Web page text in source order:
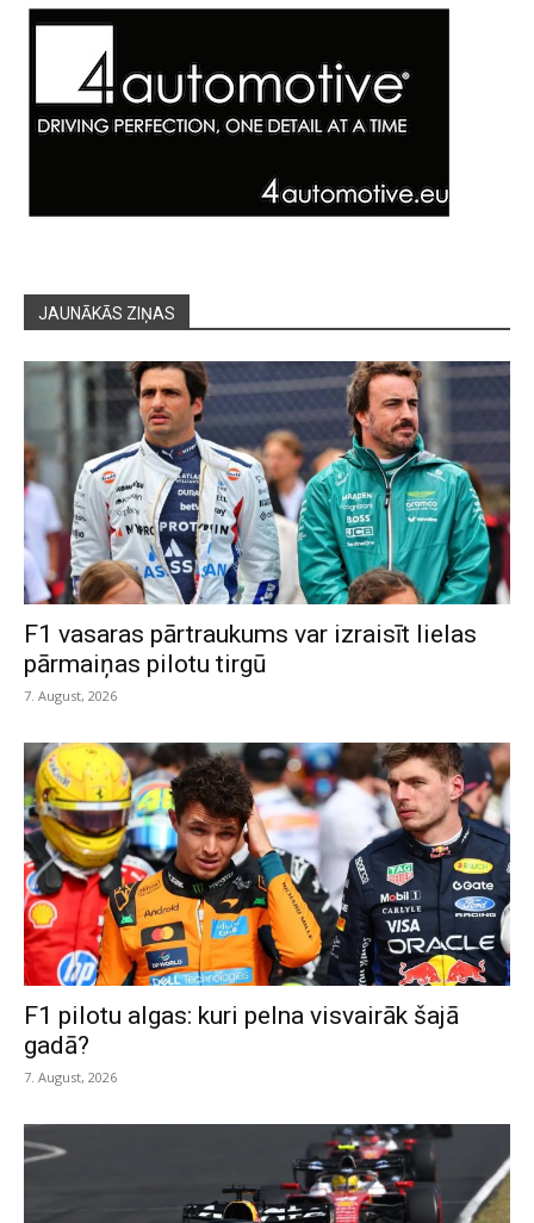
JAUNĀKĀS ZIŅAS
F1 vasaras pārtraukums var izraisīt lielas
pārmaiņas pilotu tirgū
7. August, 2026
F1 pilotu algas: kuri pelna visvairāk šajā
gadā?
7. August, 2026